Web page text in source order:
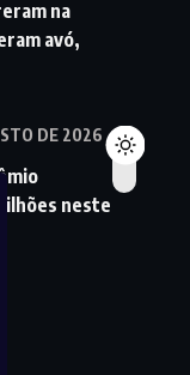
na
avó,
DE 2026
neste